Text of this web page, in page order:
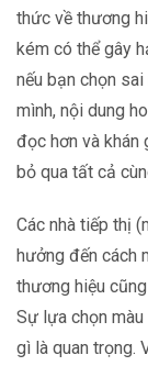
thức về thương
kém có thể gây
nếu bạn chọn
mình, nội dung
đọc hơn và khán
bỏ qua tất cả
Các nhà tiếp thị
hưởng đến cách
thương hiệu
Sự lựa chọn
gì là quan trọng.